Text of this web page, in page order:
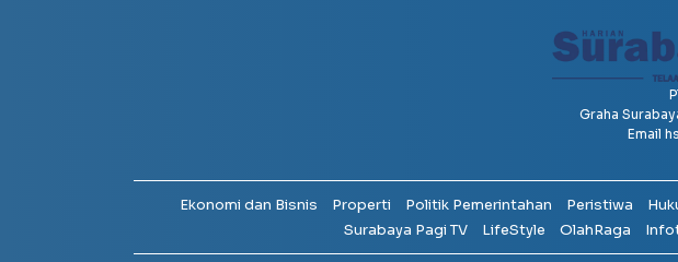
Graha
Email
Ekonomi dan Bisnis Properti Politik Pemerintahan Peristiwa
Surabaya Pagi TV
LifeStyle OlahRaga